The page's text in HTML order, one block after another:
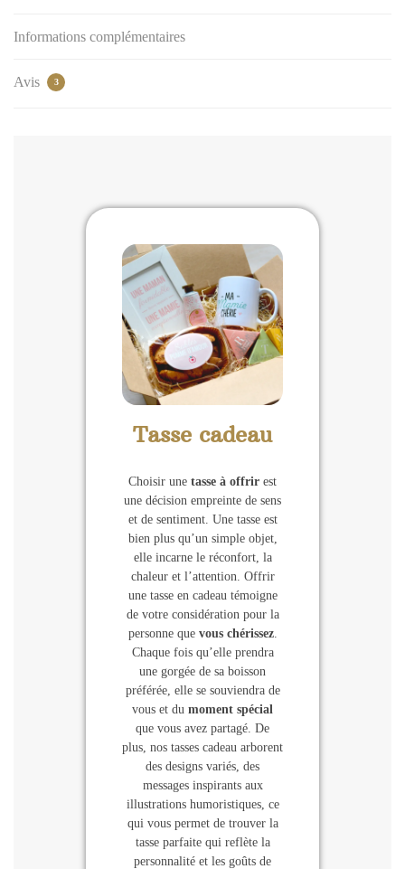
Informations complémentaires
Avis 3
Tasse cadeau
Choisir une tasse à offrir est
une décision empreinte de sens
et de sentiment. Une tasse est
bien plus qu’un simple objet,
elle incarne le réconfort, la
chaleur et l’attention. Offrir
une tasse en cadeau témoigne
de votre considération pour la
personne que vous chérissez.
Chaque fois qu’elle prendra
une gorgée de sa boisson
préférée, elle se souviendra de
vous et du moment spécial
que vous avez partagé. De
plus, nos tasses cadeau arborent
des designs variés, des
messages inspirants aux
illustrations humoristiques, ce
qui vous permet de trouver la
tasse parfaite qui reflète la
personnalité et les goûts de